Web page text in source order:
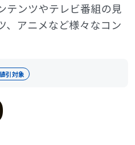
テンツやテレビ番組の見
、アニメなど様々なコン
引対象